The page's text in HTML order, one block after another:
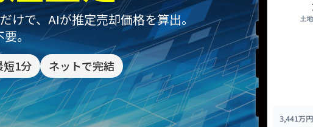
けで、 AIが推定売却価格を算出。
要。
短1分 ネットで完結